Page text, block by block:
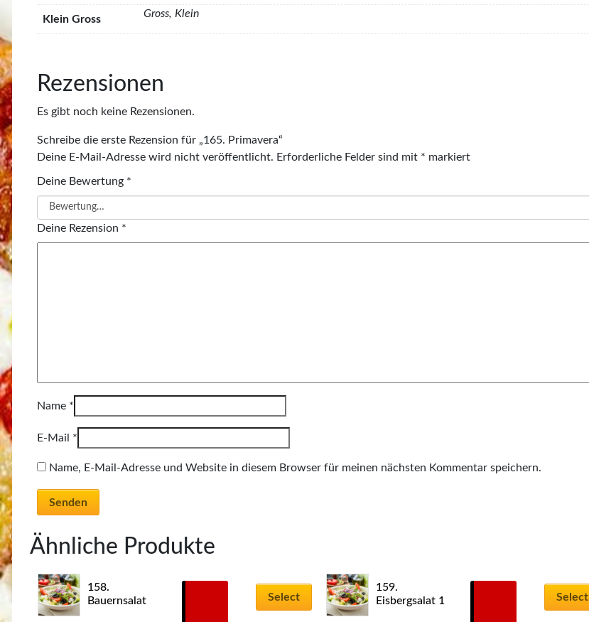
Klein Gross Gross, Klein
Rezensionen
Es gibt noch keine Rezensionen.
Schreibe die erste Rezension für „165. Primavera“
Deine E-Mail-Adresse wird nicht veröffentlicht. Erforderliche Felder sind mit * markiert
Deine Bewertung *
Deine Rezension *
Name *
E-Mail *
Name, E-Mail-Adresse und Website in diesem Browser für meinen nächsten Kommentar speichern.
Ähnliche Produkte
158.
Bauernsalat
Select
159.
Eisbergsalat 1
Select